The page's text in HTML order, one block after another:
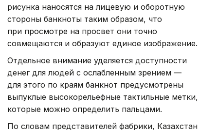
рисунка наносятся на лицевую и оборотную
стороны банкноты таким образом, что
при просмотре на просвет они точно
совмещаются и образуют единое изображение.
Отдельное внимание уделяется доступности
денег для людей с ослабленным зрением —
для этого по краям банкнот предусмотрены
выпуклые высокорельефные тактильные метки,
которые можно определить пальцами.
По словам представителей фабрики, Казахстан